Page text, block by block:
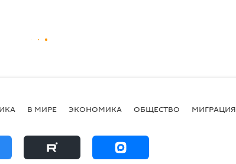
В МИРЕ ЭКОНОМИКА ОБЩЕСТВО МИГРАЦИЯ